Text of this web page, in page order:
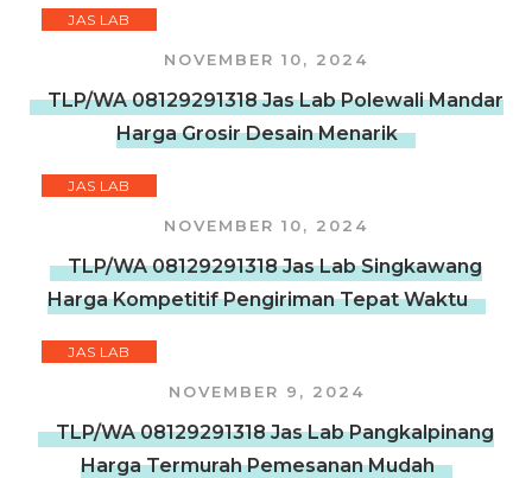
JAS LAB
NOVEMBER 10, 2024
TLP/WA 08129291318 Jas Lab Polewali Mandar
Harga Grosir Desain Menarik
JAS LAB
NOVEMBER 10, 2024
TLP/WA 08129291318 Jas Lab Singkawang
Harga Kompetitif Pengiriman Tepat Waktu
JAS LAB
NOVEMBER 9, 2024
TLP/WA 08129291318 Jas Lab Pangkalpinang
Harga Termurah Pemesanan Mudah